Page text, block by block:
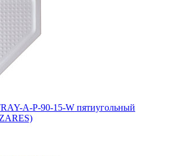
A-P-90-15-W пятиугольный